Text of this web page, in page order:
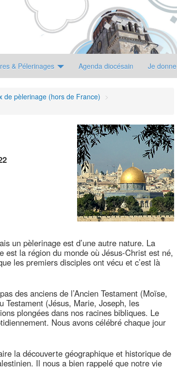
& Pélerinages Agenda diocésain Je donne
de pèlerinage (hors de France) >
un pèlerinage est d’une autre nature. La
est la région du monde où Jésus-Christ est né,
les premiers disciples ont vécu et c’est là
des anciens de l’Ancien Testament (Moïse,
Testament (Jésus, Marie, Joseph, les
plongées dans nos racines bibliques. Le
Nous avons célébré chaque jour
la découverte géographique et historique de
Il nous a bien rappelé que notre vie